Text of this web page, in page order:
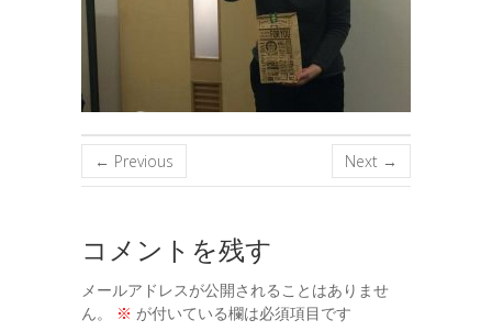
← Previous Next →
コメントを残す
メールアドレスが公開されることはありませ
ん。
※ が付いている欄は必須項目です